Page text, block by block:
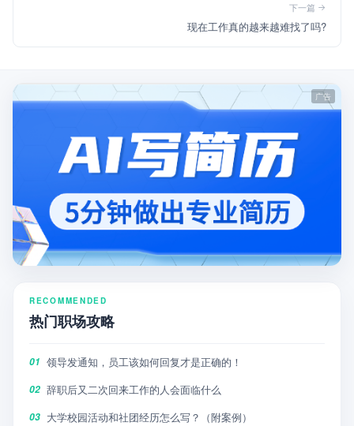
下一篇
现在工作真的越来越难找了吗?
RECOMMENDED
热门职场攻略
01 领导发通知，员工该如何回复才是正确的！
02 辞职后又二次回来工作的人会面临什么
03 大学校园活动和社团经历怎么写？（附案例）